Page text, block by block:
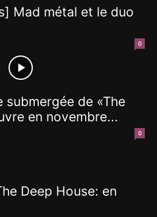
Mad métal et le duo
0
submergée de «The
en novembre...
0
Deep House: en